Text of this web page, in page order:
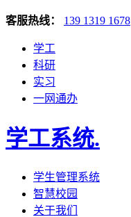
客服热线： 139 1319 1678
学工
科研
实习
一网通办
学工系统.
学生管理系统
智慧校园
关于我们